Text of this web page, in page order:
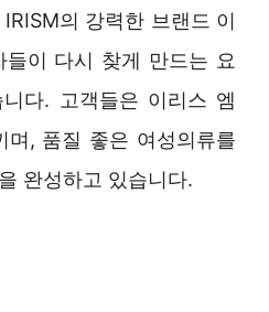
의 강력한 브랜드 이
이 다시 찾게 만드는 요
다. 고객들은 이리스 엠
며, 품질 좋은 여성의류를
완성하고 있습니다.